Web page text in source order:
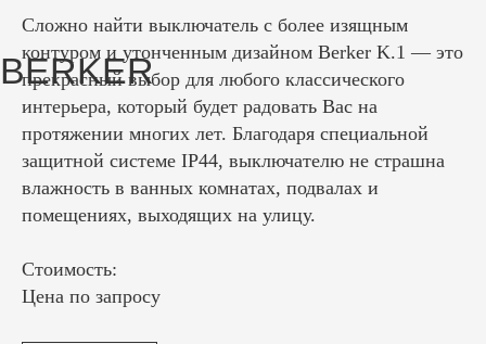
Сложно найти выключатель с более изящным
контуром и утонченным дизайном Berker K.1 — это
прекрасный выбор для любого классического
интерьера, который будет радовать Вас на
протяжении многих лет. Благодаря специальной
защитной системе IP44, выключателю не страшна
влажность в ванных комнатах, подвалах и
помещениях, выходящих на улицу.
Стоимость:
Цена по запросу